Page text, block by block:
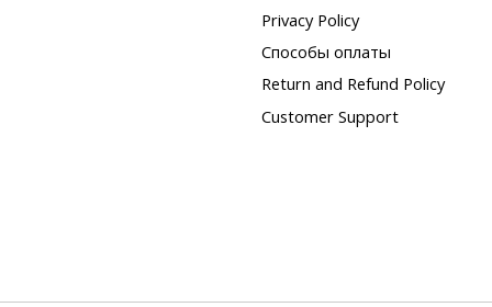
Privacy Policy
Способы оплаты
Return and Refund Policy
Customer Support